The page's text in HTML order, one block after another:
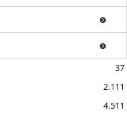
37
2.111
4.511